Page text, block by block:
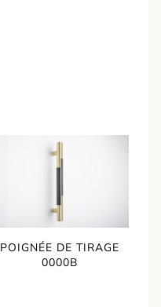
POIGNÉE DE TIRAGE
0000B